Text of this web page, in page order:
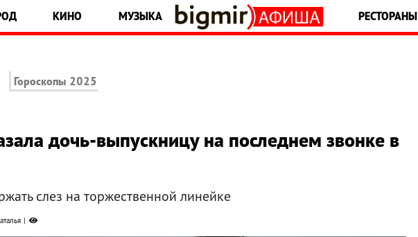
КИНО МУЗЫКА РЕСТОРАНЫ
Гороскопы 2025
дочь-выпускницу на последнем звонке в
слез на торжественной линейке